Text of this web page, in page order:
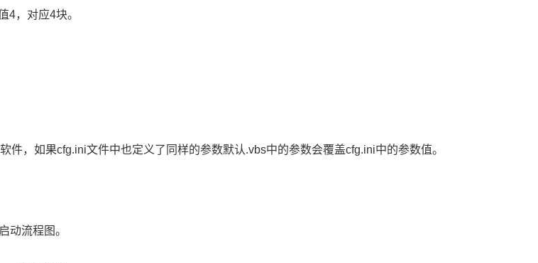
4，对应4块。
，如果cfg.ini文件中也定义了同样的参数默认.vbs中的参数会覆盖cfg.ini中的参数值。
动流程图。